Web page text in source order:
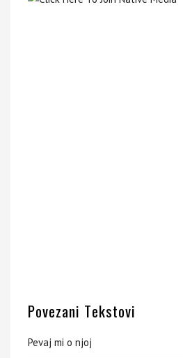
Povezani Tekstovi
Pevaj mi o njoj